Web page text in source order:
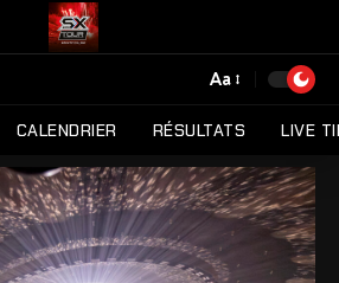
Aa
CALENDRIER RÉSULTATS LIVE